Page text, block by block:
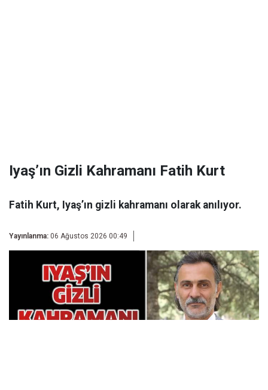
Iyaş’ın Gizli Kahramanı Fatih Kurt
Fatih Kurt, Iyaş’ın gizli kahramanı olarak anılıyor.
Yayınlanma: 06 Ağustos 2026 00:49